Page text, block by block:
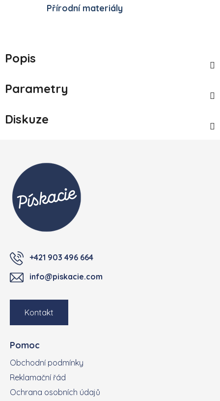
Přírodní materiály
Popis
Parametry
Diskuze
+421 903 496 664
info@piskacie.com
Kontakt
Pomoc
Obchodní podmínky
Reklamační řád
Ochrana osobních údajů